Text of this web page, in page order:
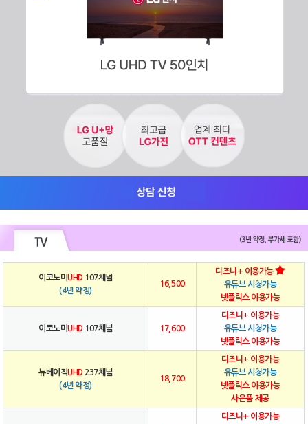
이코노미UHD 107채널
(4년 약정)
16,500
디즈니+ 이용가능
유튜브 시청가능
넷플릭스 이용가능
이코노미UHD 107채널 17,600
디즈니+ 이용가능
유튜브 시청가능
넷플릭스 이용가능
뉴베이직UHD 237채널
(4년 약정)
18,700
디즈니+ 이용가능
유튜브 시청가능
넷플릭스 이용가능
사은품 제공
디즈니+ 이용가능